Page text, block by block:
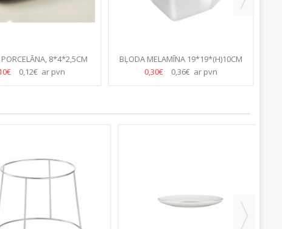
8*4*2,5CM
(LĀSĪTE)
0,12€ ar pvn
BĻODA MELAMĪNA 19*19*(H)10CM
0,30€
0,36€ ar pvn